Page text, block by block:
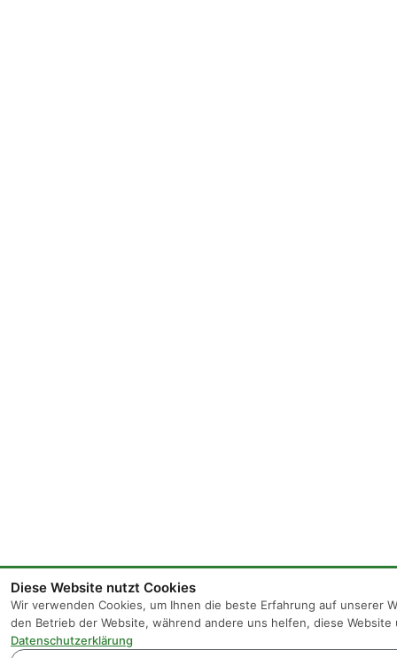
Diese Website nutzt Cookies
Wir verwenden Cookies, um Ihnen die beste Erfahrung auf unserer
den Betrieb der Website, während andere uns helfen, diese
Datenschutzerklärung